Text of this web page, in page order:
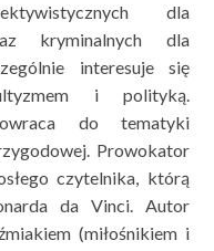
dla
kryminalnych dla
interesuje się
i polityką.
do tematyki
Prowokator
czytelnika, którą
da Vinci. Autor
(miłośnikiem i